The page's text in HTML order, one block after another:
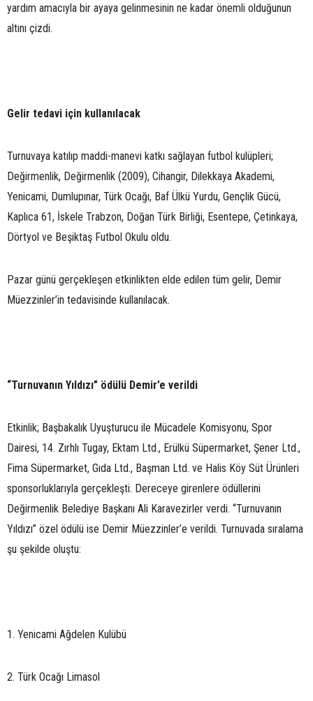
yardım amacıyla bir ayaya gelinmesinin ne kadar önemli olduğunun
altını çizdi.
Gelir tedavi için kullanılacak
Turnuvaya katılıp maddi-manevi katkı sağlayan futbol kulüpleri;
Değirmenlik, Değirmenlik (2009), Cihangir, Dilekkaya Akademi,
Yenicami, Dumlupınar, Türk Ocağı, Baf Ülkü Yurdu, Gençlik Gücü,
Kaplıca 61, İskele Trabzon, Doğan Türk Birliği, Esentepe, Çetinkaya,
Dörtyol ve Beşiktaş Futbol Okulu oldu.
Pazar günü gerçekleşen etkinlikten elde edilen tüm gelir, Demir
Müezzinler’in tedavisinde kullanılacak.
“Turnuvanın Yıldızı” ödülü Demir’e verildi
Etkinlik; Başbakalık Uyuşturucu ile Mücadele Komisyonu, Spor
Dairesi, 14. Zırhlı Tugay, Ektam Ltd., Erülkü Süpermarket, Şener Ltd.,
Fima Süpermarket, Gıda Ltd., Başman Ltd. ve Halis Köy Süt Ürünleri
sponsorluklarıyla gerçekleşti. Dereceye girenlere ödüllerini
Değirmenlik Belediye Başkanı Ali Karavezirler verdi. “Turnuvanın
Yıldızı” özel ödülü ise Demir Müezzinler’e verildi. Turnuvada sıralama
şu şekilde oluştu:
1. Yenicami Ağdelen Kulübü
2. Türk Ocağı Limasol